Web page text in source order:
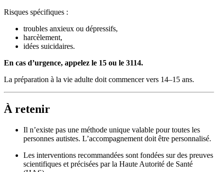
Risques spécifiques :
troubles anxieux ou dépressifs,
harcèlement,
idées suicidaires.
En cas d’urgence, appelez le 15 ou le 3114.
La préparation à la vie adulte doit commencer vers 14–15 ans.
À retenir
Il n’existe pas une méthode unique valable pour toutes les
personnes autistes. L’accompagnement doit être personnalisé.
Les interventions recommandées sont fondées sur des preuves
scientifiques et précisées par la Haute Autorité de Santé